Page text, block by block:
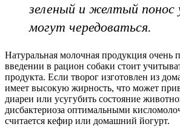
зеленый и желтый понос
могут чередоваться.
Натуральная молочная продукция очень
введении в рацион собаки стоит
продукта. Если творог изготовлен из
имеет высокую жирность, что может
диареи или усугубить состояние
дисбактериоза оптимальными
считается кефир или домашний йогурт.